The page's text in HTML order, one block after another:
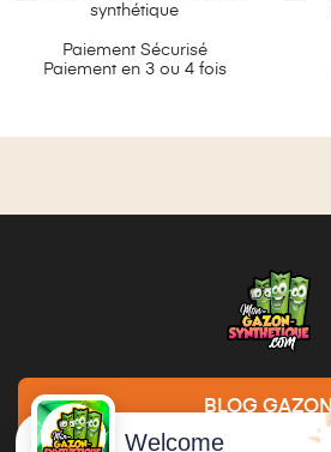
Paiement Sécurisé
Paiement en 3 ou 4 fois
BLOG GAZON
Welcome